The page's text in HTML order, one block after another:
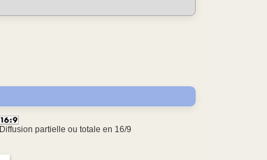
Diffusion partielle ou totale en 16/9